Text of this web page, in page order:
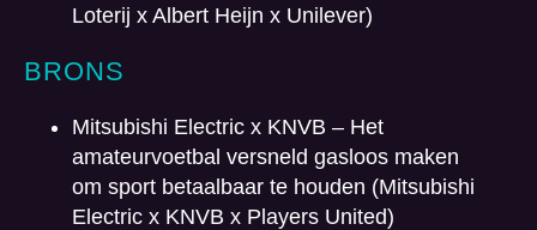
Loterij x Albert Heijn x Unilever)
BRONS
Mitsubishi Electric x KNVB – Het
amateurvoetbal versneld gasloos maken
om sport betaalbaar te houden (Mitsubishi
Electric x KNVB x Players United)